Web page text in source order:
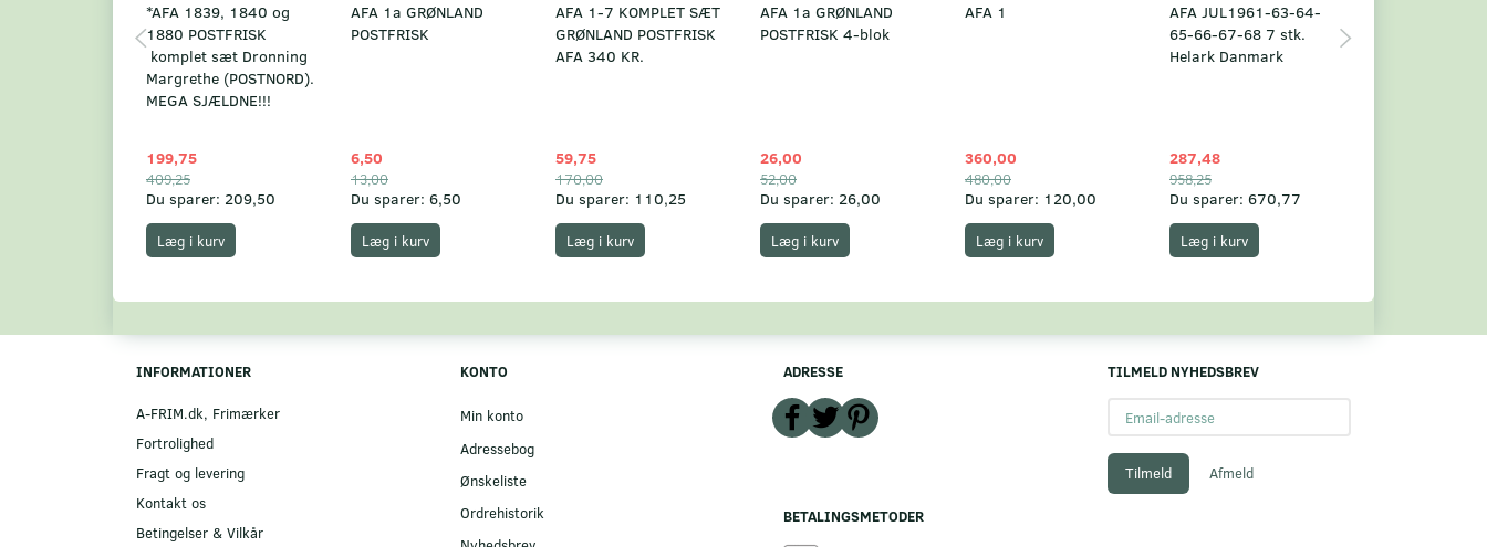
*AFA 1839, 1840 og
1880 POSTFRISK
komplet sæt Dronning
Margrethe (POSTNORD).
MEGA SJÆLDNE!!!
199,75
409,25
Du sparer: 209,50
Læg i kurv
AFA 1a GRØNLAND
POSTFRISK
6,50
13,00
Du sparer: 6,50
Læg i kurv
AFA 1-7 KOMPLET SÆT
GRØNLAND POSTFRISK
AFA 340 KR.
59,75
170,00
Du sparer: 110,25
Læg i kurv
AFA 1a GRØNLAND
POSTFRISK 4-blok
26,00
52,00
Du sparer: 26,00
Læg i kurv
AFA 1
360,00
480,00
Du sparer: 120,00
Læg i kurv
AFA JUL1961-63-64-
65-66-67-68 7 stk.
Helark Danmark
287,48
958,25
Du sparer: 670,77
Læg i kurv
INFORMATIONER
A-FRIM.dk, Frimærker
Fortrolighed
Fragt og levering
Kontakt os
Betingelser & Vilkår
KONTO
Min konto
Adressebog
Ønskeliste
Ordrehistorik
ADRESSE
BETALINGSMETODER
TILMELD NYHEDSBREV
adresse
Tilmeld Afmeld